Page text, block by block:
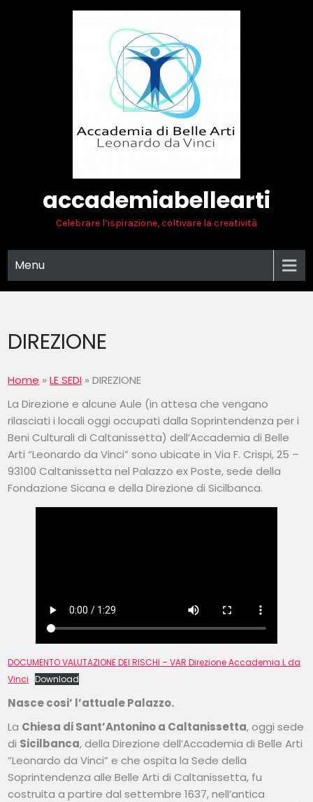
accademiabellearti
Celebrare l’ispirazione, coltivare la creatività
Menu
DIREZIONE
Home »LE SEDI »DIREZIONE
La Direzione e alcune Aule (in attesa che vengano
rilasciati i locali oggi occupati dalla Soprintendenza per i
Beni Culturali di Caltanissetta) dell’Accademia di Belle
Arti “Leonardo da Vinci” sono ubicate in Via F. Crispi, 25 –
93100 Caltanissetta nel Palazzo ex Poste, sede della
Fondazione Sicana e della Direzione di Sicilbanca.
DOCUMENTO VALUTAZIONE DEI RISCHI – VAR Direzione Accademia L da
Vinci
Download
Nasce cosi’ l’attuale Palazzo.
La Chiesa di Sant’Antonino a Caltanissetta, oggi sede
di Sicilbanca, della Direzione dell’Accademia di Belle Arti
“Leonardo da Vinci” e che ospita la Sede della
Soprintendenza alle Belle Arti di Caltanissetta, fu
costruita a partire dal settembre 1637, nell’antica